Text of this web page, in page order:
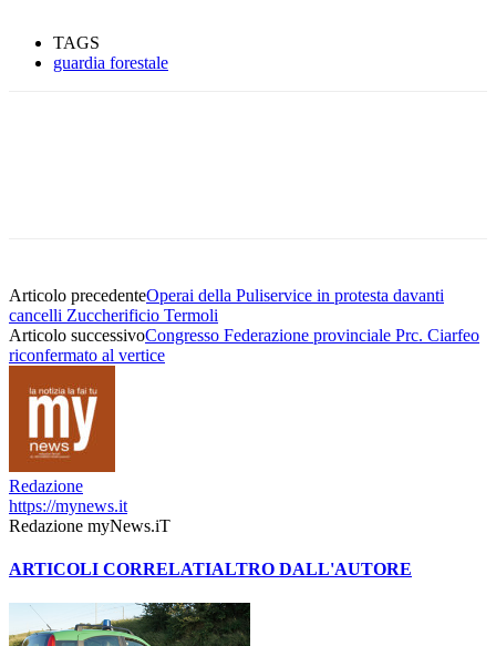
TAGS
guardia forestale
Articolo precedenteOperai della Puliservice in protesta davanti
cancelli Zuccherificio Termoli
Articolo successivoCongresso Federazione provinciale Prc. Ciarfeo
riconfermato al vertice
Redazione
https://mynews.it
Redazione myNews.iT
ARTICOLI CORRELATIALTRO DALL'AUTORE